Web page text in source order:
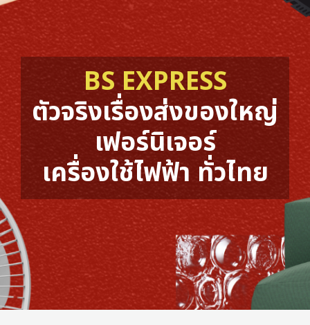
BS EXPRESS
ตัวจริงเรื่องส่งของใหญ่
เฟอร์นิเจอร์
เครื่องใช้ไฟฟ้า ทั่วไทย